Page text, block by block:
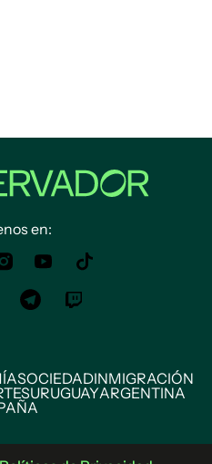
en:
SOCIEDADINMIGRACIÓN
URUGUAYARGENTINA